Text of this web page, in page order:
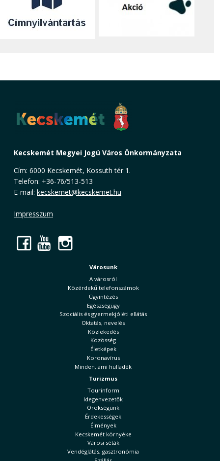
Kecskemét Megyei Jogú Város Önkormányzata
Cím: 6000 Kecskemét, Kossuth tér 1.
Telefon: +36-76/513-513
E-mail: kecskemet@kecskemet.hu
Impresszum
Facebook
YouTube
Városunk
A városról
Közérdekű telefonszámok
Ügyintézés
Egészségügy
Szociális és gyermekjóléti ellátás
Oktatás, nevelés
Közlekedés
Közösség
Életképek
Koronavírus
Minden, ami hulladék
Turizmus
Tourinform
Idegenvezetők
Örökségünk
Érdekességek
Élmények
Kecskemét környéke
Városi séták
Vendéglátás, gasztronómia